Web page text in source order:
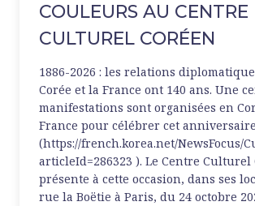
COULEURS AU CENTRE
CULTUREL CORÉEN
1886-2026 : les relations
Corée et la France ont 140 ans. Une
manifestations sont organisées en
France pour célébrer cet anniversaire
(https://french.korea.net/NewsFocus/
articleId=286323 ). Le Centre Culturel
présente à cette occasion, dans ses
rue la Boëtie à Paris, du 24 octobre